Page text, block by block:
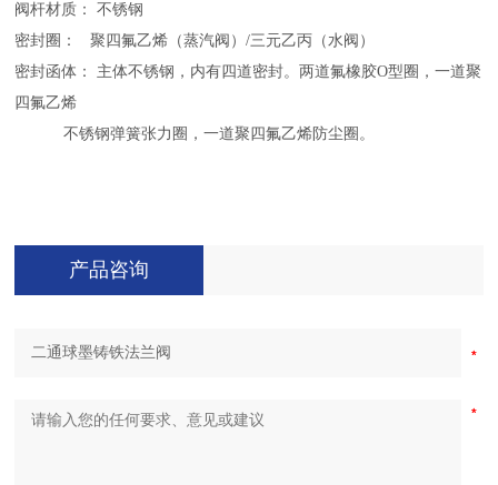
阀杆材质： 不锈钢
密封圈： 聚四氟乙烯（蒸汽阀）/三元乙丙（水阀）
密封函体： 主体不锈钢，内有四道密封。两道氟橡胶O型圈，一道聚
四氟乙烯
不锈钢弹簧张力圈，一道聚四氟乙烯防尘圈。
产品咨询